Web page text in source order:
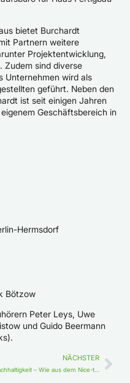
bietet Burchardt
Partnern weitere
Projektentwicklung,
Zudem sind diverse
Unternehmen wird als
geführt. Neben den
ist seit einigen Jahren
Geschäftsbereich in
Hermsdorf
Peter Leys, Uwe
und Guido Beermann
NÄCHSTER
Nachhaltigkeit – Wie aus dem Nice-to-have ein Wirtschaftsfaktor wird …